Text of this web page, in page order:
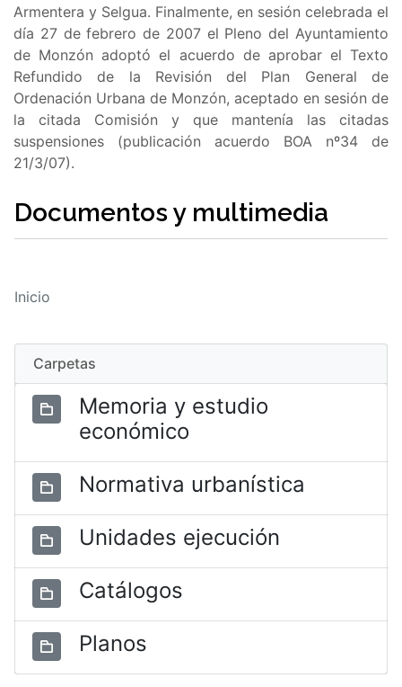
Armentera y Selgua. Finalmente, en sesión celebrada el
día 27 de febrero de 2007 el Pleno del Ayuntamiento
de Monzón adoptó el acuerdo de aprobar el Texto
Refundido de la Revisión del Plan General de
Ordenación Urbana de Monzón, aceptado en sesión de
la citada Comisión y que mantenía las citadas
suspensiones (publicación acuerdo BOA nº34 de
21/3/07).
Documentos y multimedia
Inicio
Carpetas
Memoria y estudio
económico
Normativa urbanística
Unidades ejecución
Catálogos
Planos